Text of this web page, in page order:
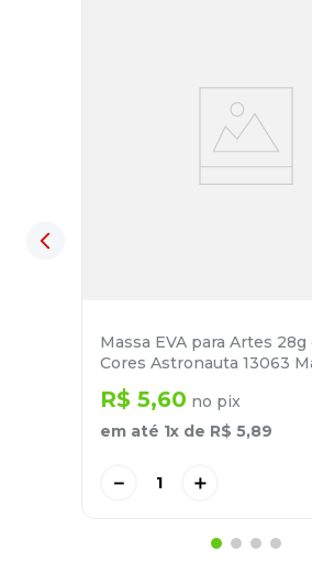
Massa EVA para Artes 28g
Cores Astronauta 13063
R$ 5,60 no pix
em até 1x de R$ 5,89
＋
－